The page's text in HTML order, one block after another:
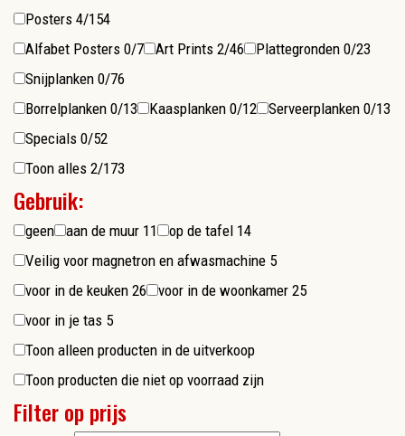
Posters 4/154
Alfabet Posters 0/7 Art Prints 2/46 Plattegronden 0/23
Snijplanken 0/76
Borrelplanken 0/13 Kaasplanken 0/12 Serveerplanken 0/13
Specials 0/52
Toon alles 2/173
Gebruik:
geen aan de muur 11 op de tafel 14
Veilig voor magnetron en afwasmachine 5
voor in de keuken 26 voor in de woonkamer 25
voor in je tas 5
Toon alleen producten in de uitverkoop
Toon producten die niet op voorraad zijn
Filter op prijs